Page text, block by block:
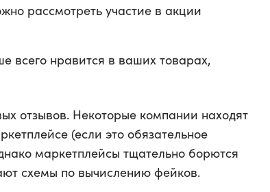
рассмотреть участие в акции
всего нравится в ваших товарах,
отзывов. Некоторые компании находят
(если это обязательное
маркетплейсы тщательно борются
схемы по вычислению фейков.